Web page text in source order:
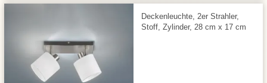
Deckenleuchte, 2er Strahler,
Stoff, Zylinder, 28 cm x 17 cm